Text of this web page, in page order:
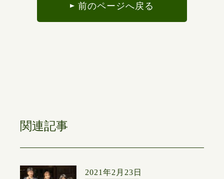
前のページへ戻る
関連記事
2021年2月23日